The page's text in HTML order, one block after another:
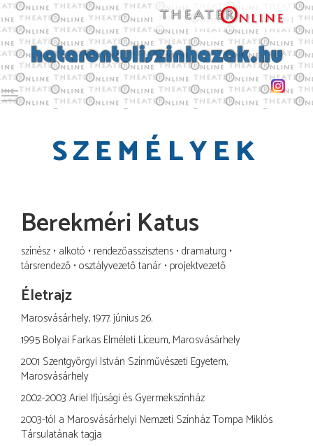
Toggle main menu visibility
SZEMÉLYEK
Berekméri Katus
színész alkotó rendezőasszisztens dramaturg
társrendező osztályvezető tanár projektvezető
Életrajz
Marosvásárhely, 1977. június 26.
1995 Bolyai Farkas Elméleti Líceum, Marosvásárhely
2001 Szentgyörgyi István Színművészeti Egyetem,
Marosvásárhely
2002-2003 Ariel Ifjúsági és Gyermekszínház
2003-tól a Marosvásárhelyi Nemzeti Színház Tompa Miklós
Társulatának tagja